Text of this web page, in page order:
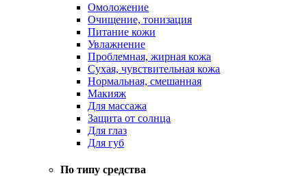
Омоложение
Очищение, тонизация
Питание кожи
Увлажнение
Проблемная, жирная кожа
Сухая, чувствительная кожа
Нормальная, смешанная
Макияж
Для массажа
Защита от солнца
Для глаз
Для губ
По типу средства